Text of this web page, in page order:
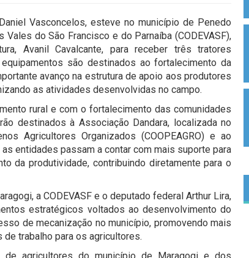
Vasconcelos, esteve no município de Penedo
do São Francisco e do Parnaíba (CODEVASF),
Avanil Cavalcante, para receber três tratores
são destinados ao fortalecimento da
avanço na estrutura de apoio aos produtores
as atividades desenvolvidas no campo.
rural e com o fortalecimento das comunidades
destinados à Associação Dandara, localizada no
Agricultores Organizados (COOPEAGRO) e ao
entidades passam a contar com mais suporte para
da produtividade, contribuindo diretamente para o
a CODEVASF e o deputado federal Arthur Lira,
estratégicos voltados ao desenvolvimento do
de mecanização no município, promovendo mais
trabalho para os agricultores.